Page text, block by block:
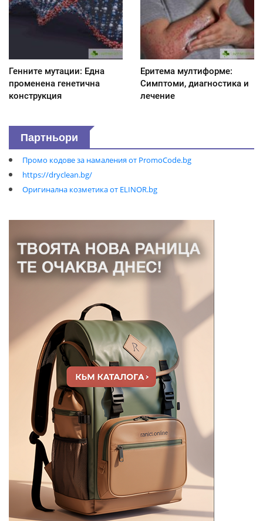
Генните мутации: Една
променена генетична
конструкция
Еритема мултиформе:
Симптоми, диагностика и
лечение
Партньори
Промо кодове за намаления от PromoCode.bg
https://dryclean.bg/
Оригинална козметика от ELINOR.bg